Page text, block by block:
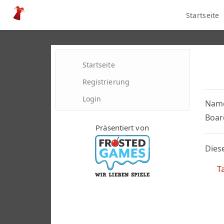
Startseite
Startseite
Registrierung
Login
Präsentiert von